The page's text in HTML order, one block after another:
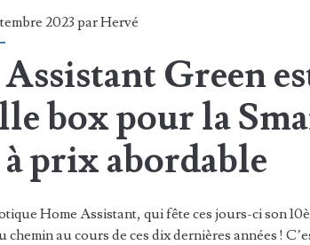
2023 parHervé
Green
box pour la
prix abordable
Home Assistant, qui fête ces jours-ci son
chemin au cours de ces dix dernières années !